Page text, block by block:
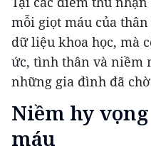
mỗi giọt máu của
dữ liệu khoa học, mà
ức, tình thân và niềm
những gia đình đã
Niềm hy
máu